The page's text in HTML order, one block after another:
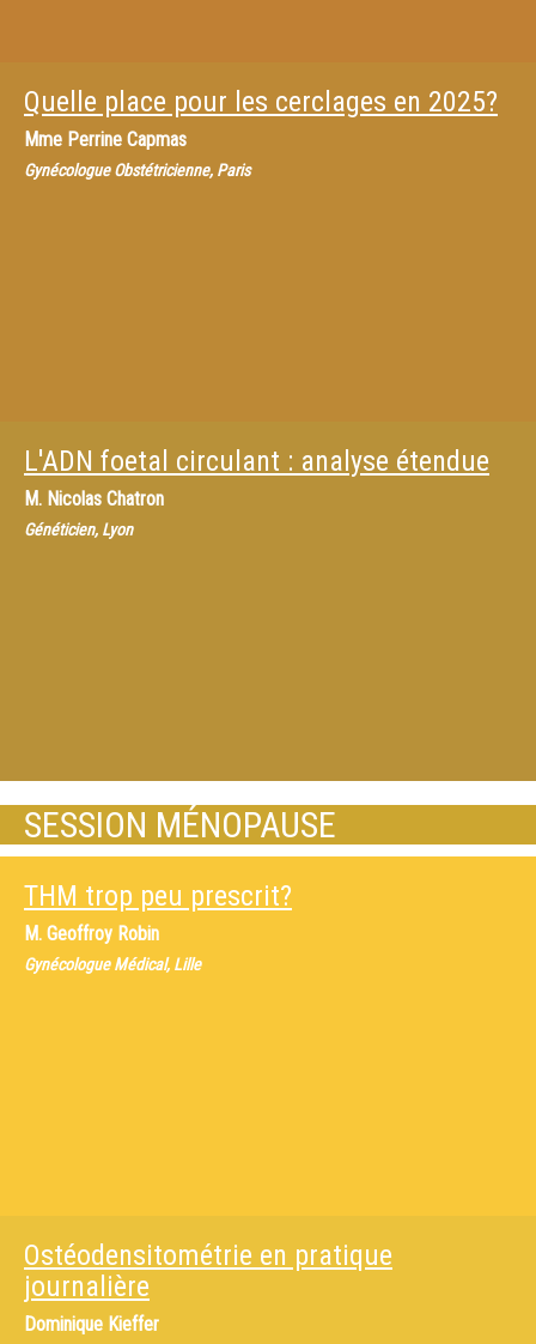
Quelle place pour les cerclages en 2025?
Mme Perrine Capmas
Gynécologue Obstétricienne, Paris
L'ADN foetal circulant : analyse étendue
M. Nicolas Chatron
Généticien, Lyon
SESSION MÉNOPAUSE
THM trop peu prescrit?
M. Geoffroy Robin
Gynécologue Médical, Lille
Ostéodensitométrie en pratique
journalière
Dominique Kieffer